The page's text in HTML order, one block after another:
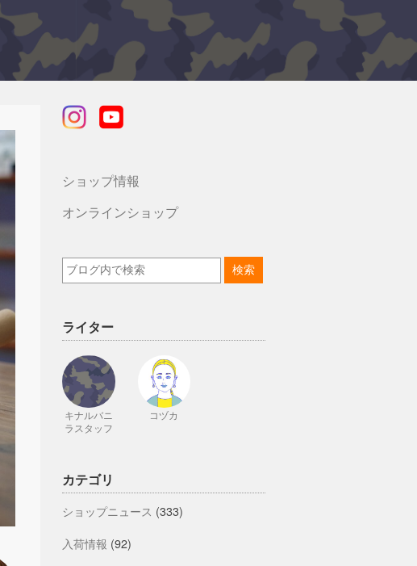
ショップ情報
オンラインショップ
ライター
キナルバニ
ラスタッフ
コヅカ
カテゴリ
ショップニュース (333)
入荷情報 (92)